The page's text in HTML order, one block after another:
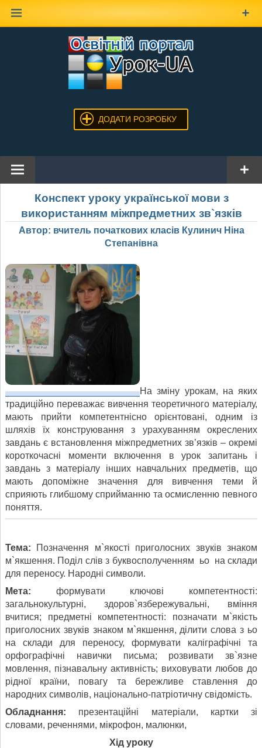
ДОДАТИ РОЗРОБКУ
Конспект уроку української мови з
використанням міжпредметних зв`язків
Автор: вчитель початкових класів Кулинич Ніна
Степанівна
На зміну урокам, на яких
традиційно переважає вивчення теоретичного матеріалу,
мають прийти компетентнісно орієнтовані, одним із
шляхів їх конструювання з урахуванням окреслених
завдань є встановлення міжпредметних зв’язків – окремі
короткочасні моменти включення в урок запитань і
завдань з матеріалу інших навчальних предметів, що
мають допоміжне значення для вивчення теми й
сприяють глибшому сприйманню та осмисленню певного
поняття.
Тема: Позначення м`якості приголосних звуків знаком
м`якшення. Поділ слів з буквосполученням ьо на склади
для переносу. Народні символи.
Мета: формувати ключові компетентності:
загальнокультурні, здоров`язбережувальні, вміння
вчитися; предметні компетентності: позначати м`якість
приголосних звуків знаком м`якшення, ділити слова з ьо
на склади для переносу, формувати каліграфічні та
орфографічні навички письма; розвивати зв`язне
мовлення, пізнавальну активність; виховувати любов до
рідної країни, повагу та бережливе ставлення до
народних символів, національно-патріотичну свідомість.
Обладнання: презентаційні матеріали, картки зі
словами, реченнями, мікрофон, малюнки,
Хід уроку